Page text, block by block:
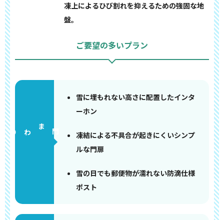
凍上によるひび割れを抑えるための強固な地
盤。
ご要望の多いプラン
門まわり
雪に埋もれない高さに配置したインタ
ーホン
凍結による不具合が起きにくいシンプ
ルな門扉
雪の日でも郵便物が濡れない防滴仕様
ポスト